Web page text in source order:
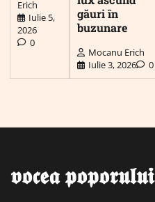
Erich
Iulie 5,
2026
0
găuri în
buzunare
Mocanu Erich
Iulie 3, 2026
0
𝖛𝖔𝖈𝖊𝖆 𝖕𝖔𝖕𝖔𝖗𝖚𝖑𝖚𝖎